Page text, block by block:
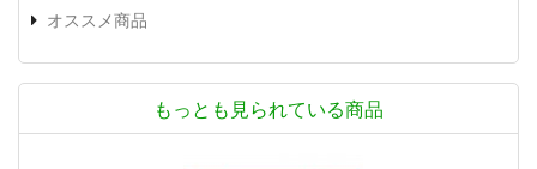
オススメ商品
もっとも見られている商品